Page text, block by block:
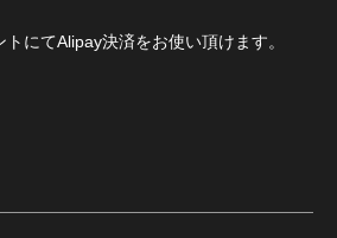
にてAlipay決済をお使い頂けます。